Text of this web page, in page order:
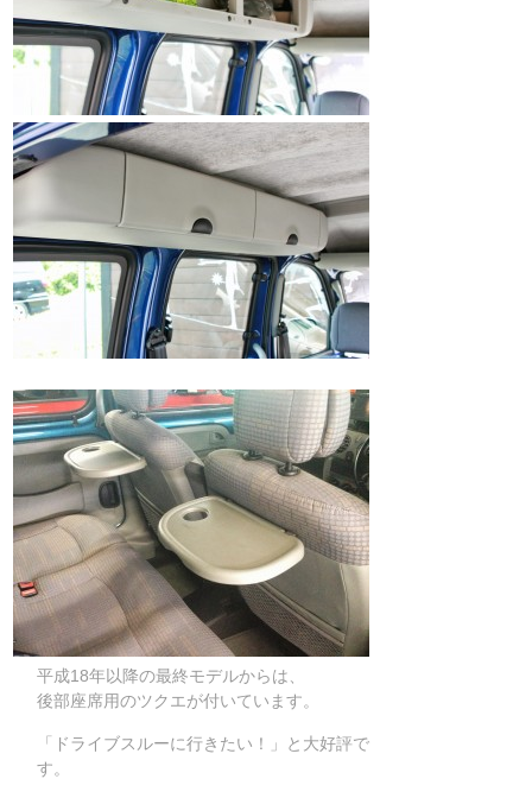
平成18年以降の最終モデルからは、
後部座席用のツクエが付いています。
「ドライブスルーに行きたい！」と大好評で
す。